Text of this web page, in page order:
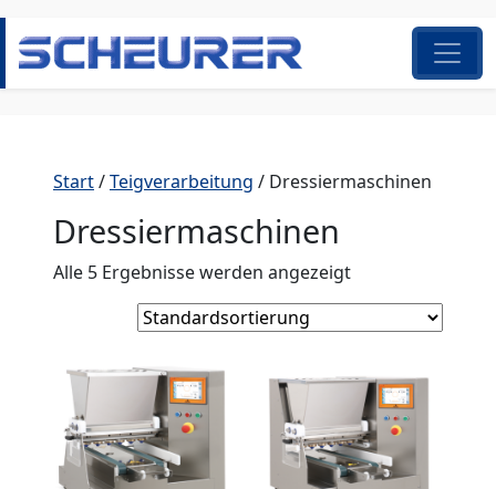
Hauptnavigation
Start/Teigverarbeitung / Dressiermaschinen
Dressiermaschinen
Alle 5 Ergebnisse werden angezeigt